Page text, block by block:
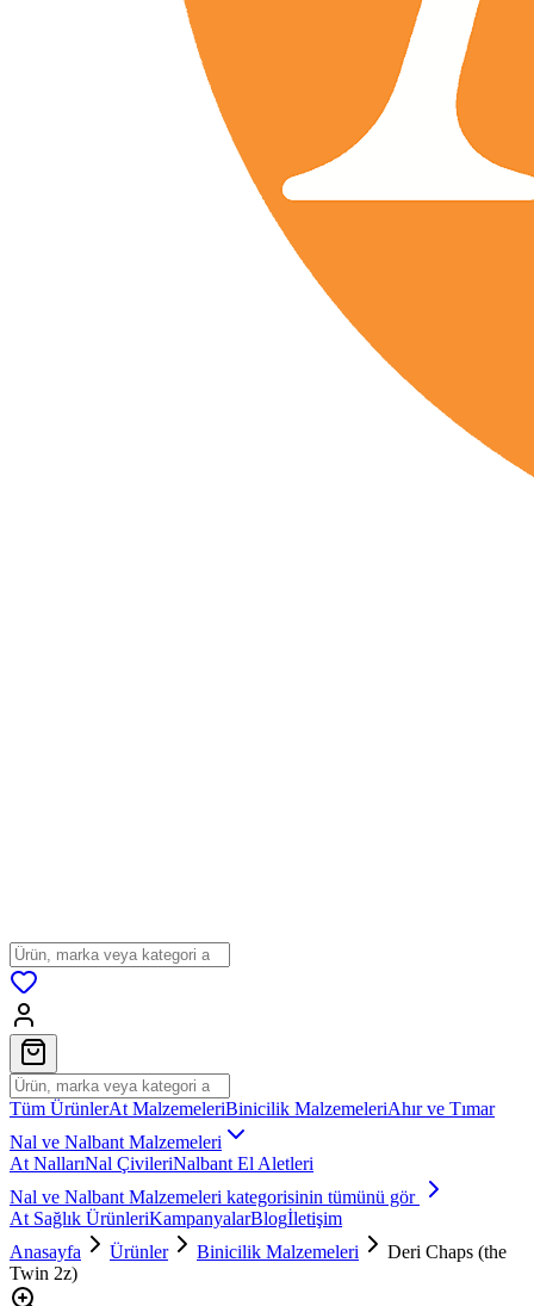
Tüm ÜrünlerAt MalzemeleriBinicilik MalzemeleriAhır ve Tımar
Nal ve Nalbant Malzemeleri
At NallarıNal ÇivileriNalbant El Aletleri
Nal ve Nalbant Malzemeleri kategorisinin tümünü gör
At Sağlık ÜrünleriKampanyalarBlogİletişim
Anasayfa
Ürünler Binicilik Malzemeleri
Deri Chaps (the
Twin 2z)